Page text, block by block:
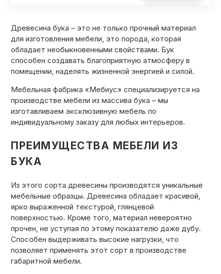
Древесина бука – это не только прочный материал
для изготовления мебели, это порода, которая
обладает необыкновенными свойствами. Бук
способен создавать благоприятную атмосферу в
помещении, наделять жизненной энергией и силой.
Мебельная фабрика «Мебиус» специализируется на
производстве мебели из массива бука – мы
изготавливаем эксклюзивную мебель по
индивидуальному заказу для любых интерьеров.
ПРЕИМУЩЕСТВА МЕБЕЛИ ИЗ
БУКА
Из этого сорта древесины производятся уникальные
мебельные образцы. Древесина обладает красивой,
ярко выраженной текстурой, глянцевой
поверхностью. Кроме того, материал невероятно
прочен, не уступая по этому показателю даже дубу.
Способен выдерживать высокие нагрузки, что
позволяет применять этот сорт в производстве
габаритной мебели.